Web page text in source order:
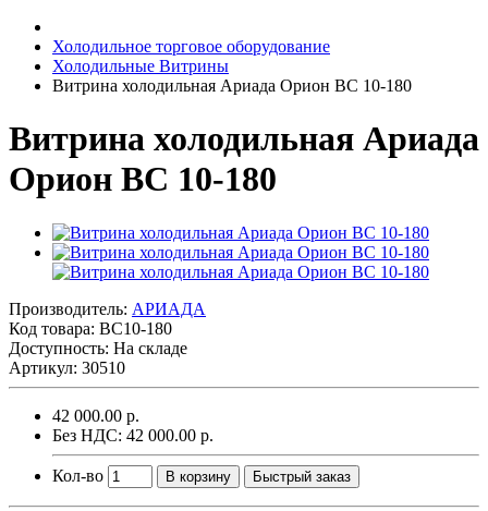
Холодильное торговое оборудование
Холодильные Витрины
Витрина холодильная Ариада Орион ВС 10-180
Витрина холодильная Ариада
Орион ВС 10-180
Производитель: АРИАДА
Код товара: ВС10-180
Доступность: На складе
Артикул: 30510
42 000.00 р.
Без НДС: 42 000.00 р.
Кол-во В корзину Быстрый заказ